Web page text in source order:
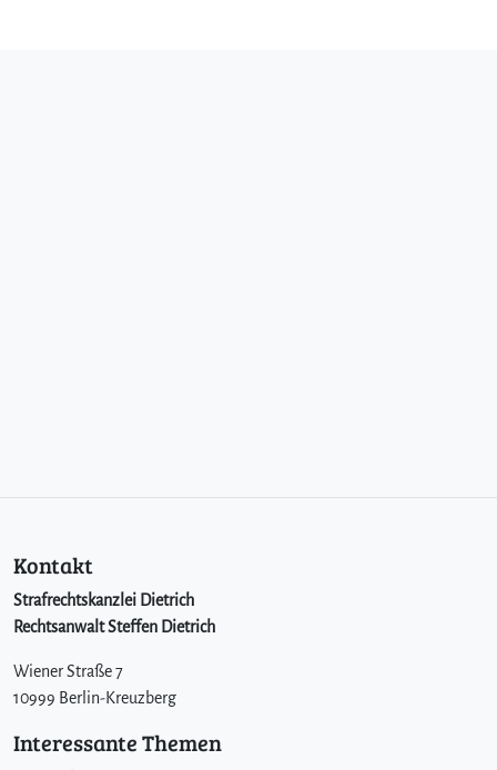
Kontakt
Strafrechtskanzlei Dietrich
Rechtsanwalt Steffen Dietrich
Wiener Straße 7
10999 Berlin-Kreuzberg
Interessante Themen